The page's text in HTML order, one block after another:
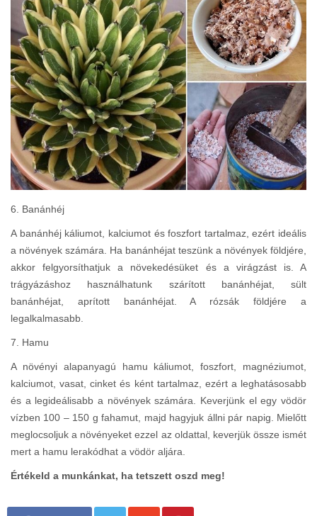
6. Banánhéj
A banánhéj káliumot, kalciumot és foszfort tartalmaz, ezért ideális
a növények számára. Ha banánhéjat teszünk a növények földjére,
akkor felgyorsíthatjuk a növekedésüket és a virágzást is. A
trágyázáshoz használhatunk szárított banánhéjat, sült
banánhéjat, aprított banánhéjat. A rózsák földjére a
legalkalmasabb.
7. Hamu
A növényi alapanyagú hamu káliumot, foszfort, magnéziumot,
kalciumot, vasat, cinket és ként tartalmaz, ezért a leghatásosabb
és a legideálisabb a növények számára. Keverjünk el egy vödör
vízben 100 – 150 g fahamut, majd hagyjuk állni pár napig. Mielőtt
meglocsoljuk a növényeket ezzel az oldattal, keverjük össze ismét
mert a hamu lerakódhat a vödör aljára.
Értékeld a munkánkat, ha tetszett oszd meg!